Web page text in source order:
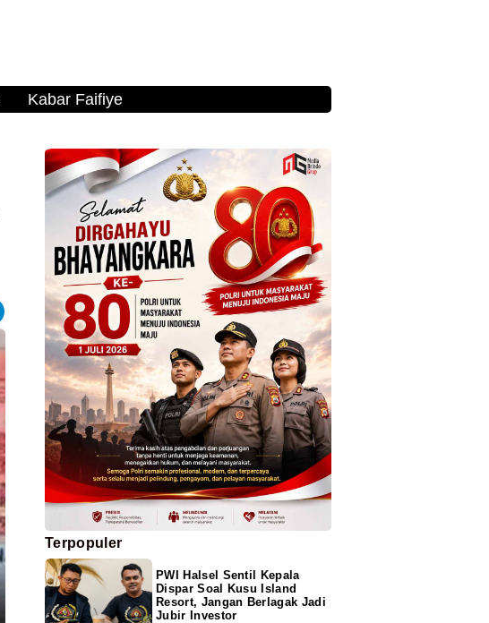
Kabar Faifiye
Terpopuler
PWI Halsel Sentil Kepala
Dispar Soal Kusu Island
Resort, Jangan Berlagak Jadi
Jubir Investor